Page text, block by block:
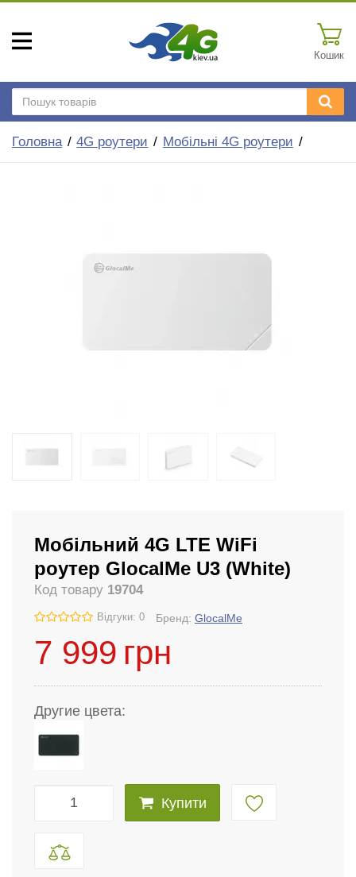
Кошик
Головна 4G роутери Мобільні 4G роутери
Мобільний 4G LTE WiFi
роутер GlocalMe U3 (White)
Код товару 19704
Відгуки: 0 Бренд: GlocalMe
7 999 грн
Другие цвета:
Купити